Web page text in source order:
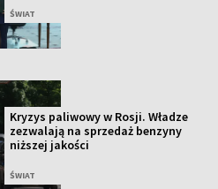
ŚWIAT
Kryzys paliwowy w Rosji. Władze
zezwalają na sprzedaż benzyny
niższej jakości
ŚWIAT